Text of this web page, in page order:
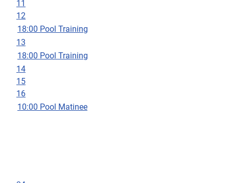
11
12
18:00 Pool Training
13
18:00 Pool Training
14
15
16
10:00 Pool Matinee